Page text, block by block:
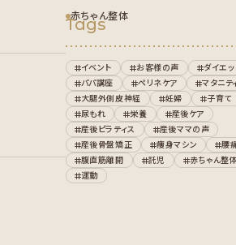
赤ちゃん整体
Tags
イベント お客様の声
ダイエッ
パパ講座
ペリネケア
マタニテ
大腿外側皮神経
妊婦
子育て
尿もれ
栄養
産後ケア
産後ピラティス
産後ママの声
産後骨盤矯正
痩身マシン
腰
腹直筋離開
託児
赤ちゃん整体
運動